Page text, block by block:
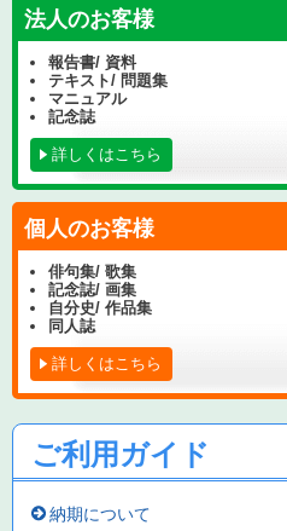
法人のお客様
報告書/ 資料
テキスト/ 問題集
マニュアル
記念誌
詳しくはこちら
個人のお客様
俳句集/ 歌集
記念誌/ 画集
自分史/ 作品集
同人誌
詳しくはこちら
ご利用ガイド
納期について